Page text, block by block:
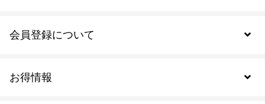
お得情報
会員登録について